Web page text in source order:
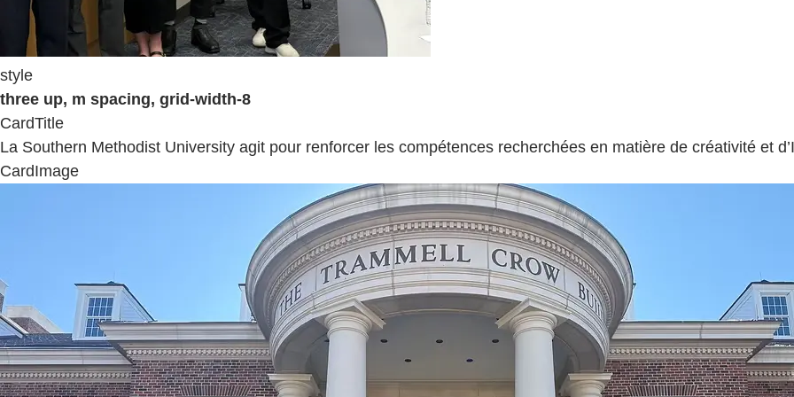
style
three up, m spacing, grid-width-8
CardTitle
La Southern Methodist University agit pour renforcer les compétences recherchées en matière de créativité et
CardImage